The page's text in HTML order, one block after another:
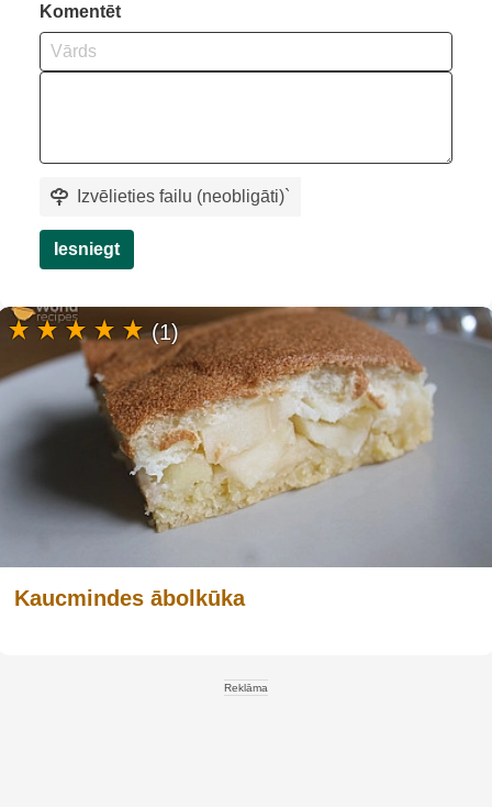
Komentēt
Izvēlieties failu (neobligāti)`
Iesniegt
Kaucmindes ābolkūka
(1)
Reklāma